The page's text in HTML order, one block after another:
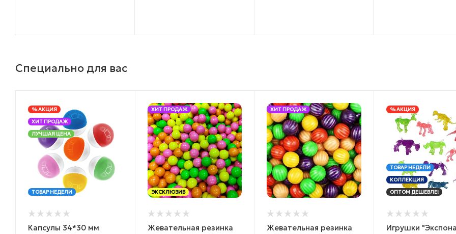
Специально для вас
% АКЦИЯ
ХИТ ПРОДАЖ
ЛУЧШАЯ ЦЕНА
ТОВАР НЕДЕЛИ
Капсулы 34*30 мм
ХИТ ПРОДАЖ
ЭКСКЛЮЗИВ
Жевательная резинка
ХИТ ПРОДАЖ
Жевательная резинка
% АКЦИЯ
ТОВАР НЕДЕЛИ
КОЛЛЕКЦИЯ
ОПТОМ ДЕШЕВЛЕ!
Игрушки